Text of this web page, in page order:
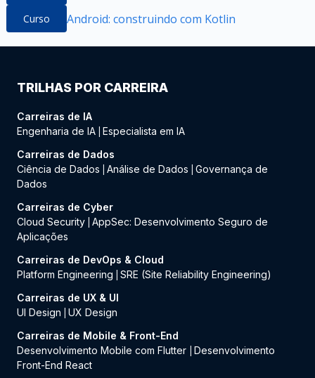
Curso Android: construindo com Kotlin
TRILHAS POR CARREIRA
Carreiras de IA
Engenharia de IA Especialista em IA
Carreiras de Dados
Ciência de Dados
Análise de Dados
Governança de
Dados
Carreiras de Cyber
Cloud Security AppSec: Desenvolvimento Seguro de
Aplicações
Carreiras de DevOps & Cloud
Platform Engineering
SRE (Site Reliability Engineering)
Carreiras de UX & UI
UI Design
UX Design
Carreiras de Mobile & Front-End
Desenvolvimento Mobile com Flutter
Desenvolvimento
Front-End React